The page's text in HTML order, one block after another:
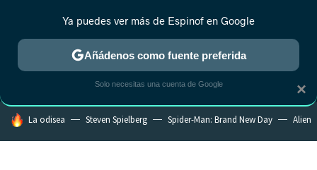
MENÚ NUEVO
ESTRENOS REALITY ANIME RANKINGS CINE
HOY SE HABLA DE
La odisea Steven Spielberg Spider-Man: Brand New Day Alien
×
Ya puedes ver más de Espinof en Google
Añádenos como fuente preferida
Solo necesitas una cuenta de Google